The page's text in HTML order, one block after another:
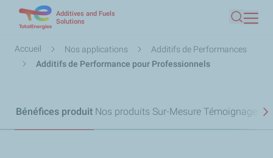
contenu
principal
Additives and Fuels
Solutions
Fil
d'Ariane
Accueil Nos applications
Additifs de Performances
Additifs de Performance pour Professionnels
Bénéfices produit Nos produits Sur-Mesure Témoignage